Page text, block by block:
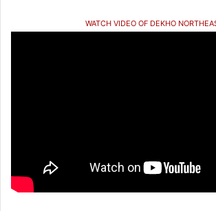
WATCH VIDEO OF DEKHO